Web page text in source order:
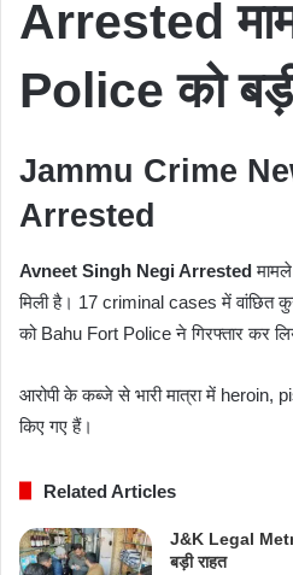
Arrested
Police को
Jammu Crime
Arrested
Avneet Singh Negi Arrested
मिली है। 17 criminal cases में वांछित
को Bahu Fort Police ने गिरफ्तार कर
आरोपी के कब्जे से भारी मात्रा में heroin,
किए गए हैं।
Related Articles
J&K Legal
बड़ी राहत